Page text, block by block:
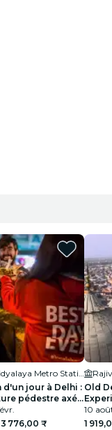
Vishwavidyalaya Metro Station
d'un jour à Delhi :
pédestre axée
locale
3 776,00 ₹
Old
10
1